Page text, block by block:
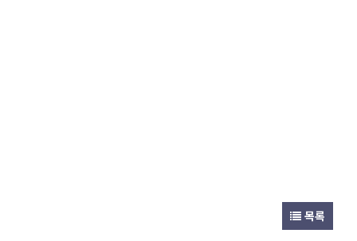
목록